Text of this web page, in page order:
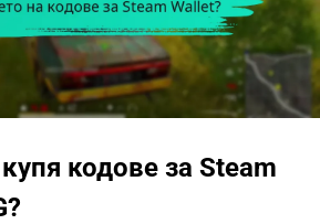
кодове за Steam